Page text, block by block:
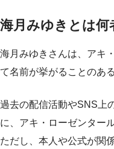
海月みゆきとは何
海月みゆきさんは、アキ
て名前が挙がることのあ
過去の配信活動やSNS上
に、アキ・ローゼンター
ただし、本人や公式が関